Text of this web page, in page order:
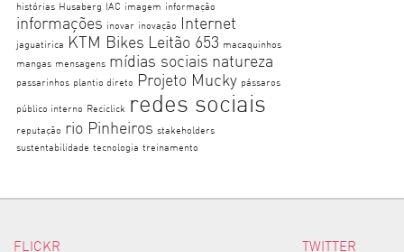
histórias Husaberg IAC imagem informação
informações inovar inovação Internet
jaguatirica KTM Bikes Leitão 653 macaquinhos
mangas mensagens mídias sociais natureza
passarinhos plantio direto Projeto Mucky pássaros
público interno Reciclick redes sociais
reputação rio Pinheiros stakeholders
sustentabilidade tecnologia treinamento
FLICKR TWITTER